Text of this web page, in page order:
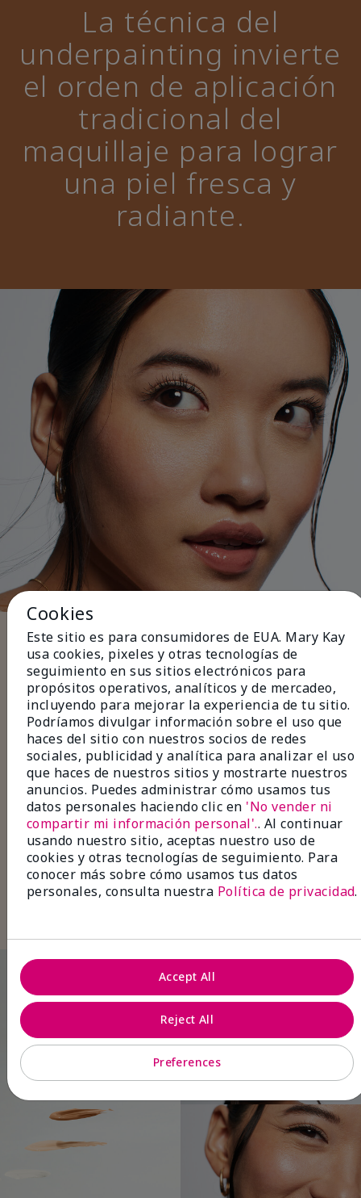
La técnica del
underpainting invierte
el orden de aplicación
tradicional del
maquillaje para lograr
una piel fresca y
radiante.
Cinco pasos para terminar el
look
Usadelineador de ojosnegro o café para
definir la línea de las pestañas para un look
sutil de día.
Aplicacapas de sombrasen tonos neutros
para lograr un acabado suave y natural.
Combínalo conrímelpara dar volumen o
alargar tus pestañas para que luzcan más
largas y tupidas.
Rellena las zonas menos pobladas con
delineador de cejasy fija con ungel para
cejascon color para lograr unas cejas
espectaculares.
Termina conbrillo labialen un tono natural
Cookies
Este sitio es para consumidores de EUA. Mary Kay
usa cookies, pixeles y otras tecnologías de
seguimiento en sus sitios electrónicos para
propósitos operativos, analíticos y de mercadeo,
incluyendo para mejorar la experiencia de tu sitio.
Podríamos divulgar información sobre el uso que
haces del sitio con nuestros socios de redes
sociales, publicidad y analítica para analizar el uso
que haces de nuestros sitios y mostrarte nuestros
anuncios. Puedes administrar cómo usamos tus
datos personales haciendo clic en 'No vender ni
compartir mi información personal'.. Al continuar
usando nuestro sitio, aceptas nuestro uso de
cookies y otras tecnologías de seguimiento. Para
conocer más sobre cómo usamos tus datos
personales, consulta nuestra Política de privacidad.
Preferences
Reject All
Accept All